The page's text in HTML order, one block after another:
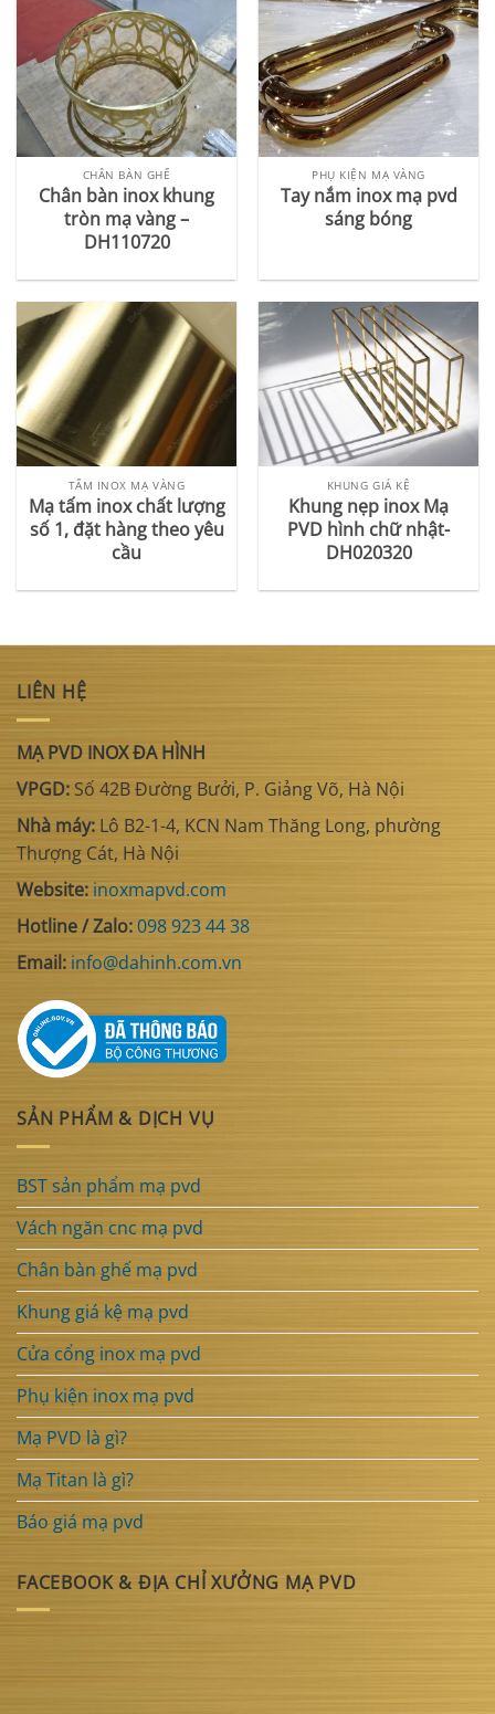
CHÂN BÀN GHẾ
Chân bàn inox khung
tròn mạ vàng –
DH110720
PHỤ KIỆN MẠ VÀNG
Tay nắm inox mạ pvd
sáng bóng
TẤM INOX MẠ VÀNG
Mạ tấm inox chất lượng
số 1, đặt hàng theo yêu
cầu
KHUNG GIÁ KỆ
Khung nẹp inox Mạ
PVD hình chữ nhật-
DH020320
LIÊN HỆ
MẠ PVD INOX ĐA HÌNH
VPGD:Số 42B Đường Bưởi, P. Giảng Võ, Hà Nội
Nhà máy: Lô B2-1-4, KCN Nam Thăng Long, phường
Thượng Cát, Hà Nội
Website: inoxmapvd.com
Hotline / Zalo:098 923 44 38
Email: info@dahinh.com.vn
SẢN PHẨM & DỊCH VỤ
BST sản phẩm mạ pvd
Vách ngăn cnc mạ pvd
Chân bàn ghế mạ pvd
Khung giá kệ mạ pvd
Cửa cổng inox mạ pvd
Phụ kiện inox mạ pvd
Mạ PVD là gì?
Mạ Titan là gì?
Báo giá mạ pvd
FACEBOOK & ĐỊA CHỈ XƯỞNG MẠ PVD